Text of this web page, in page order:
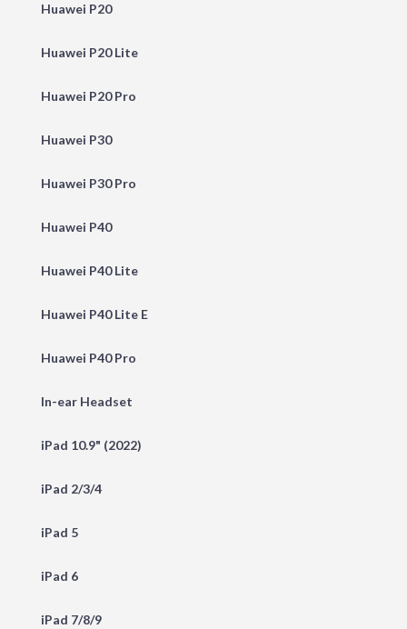
Huawei P20
Huawei P20 Lite
Huawei P20 Pro
Huawei P30
Huawei P30 Pro
Huawei P40
Huawei P40 Lite
Huawei P40 Lite E
Huawei P40 Pro
In-ear Headset
iPad 10.9" (2022)
iPad 2/3/4
iPad 5
iPad 6
iPad 7/8/9